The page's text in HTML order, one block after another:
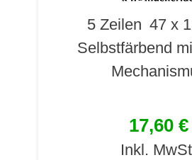
5 Zeilen 47 x
Selbstfärbend
17,60 €
Inkl.